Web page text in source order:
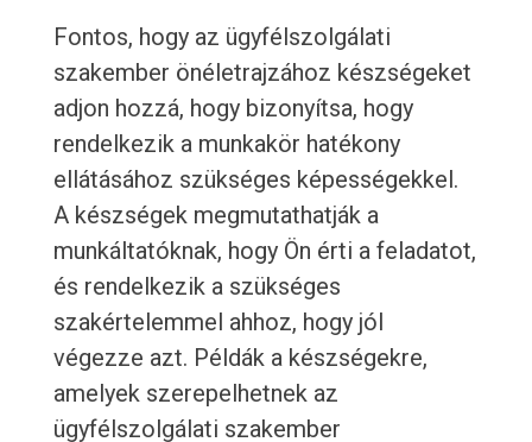
Fontos, hogy az ügyfélszolgálati
szakember önéletrajzához készségeket
adjon hozzá, hogy bizonyítsa, hogy
rendelkezik a munkakör hatékony
ellátásához szükséges képességekkel.
A készségek megmutathatják a
munkáltatóknak, hogy Ön érti a feladatot,
és rendelkezik a szükséges
szakértelemmel ahhoz, hogy jól
végezze azt. Példák a készségekre,
amelyek szerepelhetnek az
ügyfélszolgálati szakember